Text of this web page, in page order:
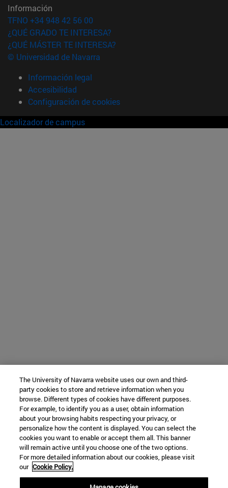
Información
TFNO +34 948 42 56 00
¿QUÉ GRADO TE INTERESA?
¿QUÉ MÁSTER TE INTERESA?
© Universidad de Navarra
Información legal
Accesibilidad
Configuración de cookies
Localizador de campus
The University of Navarra website uses our own and third-
party cookies to store and retrieve information when you
browse. Different types of cookies have different purposes.
For example, to identify you as a user, obtain information
about your browsing habits respecting your privacy, or
personalize how the content is displayed. You can select the
cookies you want to enable or accept them all. This banner
will remain active until you choose one of the two options.
For more detailed information about our cookies, please visit
our Cookie Policy.